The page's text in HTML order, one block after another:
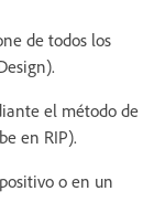
de todos los
el método de
en RIP).
o en un